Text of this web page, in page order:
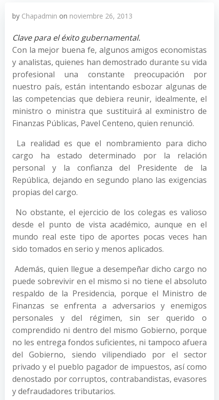
by Chapadmin on noviembre 26, 2013
Clave para el éxito gubernamental.
Con la mejor buena fe, algunos amigos economistas
y analistas, quienes han demostrado durante su vida
profesional una constante preocupación por
nuestro país, están intentando esbozar algunas de
las competencias que debiera reunir, idealmente, el
ministro o ministra que sustituirá al exministro de
Finanzas Públicas, Pavel Centeno, quien renunció.
La realidad es que el nombramiento para dicho
cargo ha estado determinado por la relación
personal y la confianza del Presidente de la
República, dejando en segundo plano las exigencias
propias del cargo.
No obstante, el ejercicio de los colegas es valioso
desde el punto de vista académico, aunque en el
mundo real este tipo de aportes pocas veces han
sido tomados en serio y menos aplicados.
Además, quien llegue a desempeñar dicho cargo no
puede sobrevivir en el mismo si no tiene el absoluto
respaldo de la Presidencia, porque el Ministro de
Finanzas se enfrenta a adversarios y enemigos
personales y del régimen, sin ser querido o
comprendido ni dentro del mismo Gobierno, porque
no les entrega fondos suficientes, ni tampoco afuera
del Gobierno, siendo vilipendiado por el sector
privado y el pueblo pagador de impuestos, así como
denostado por corruptos, contrabandistas, evasores
y defraudadores tributarios.